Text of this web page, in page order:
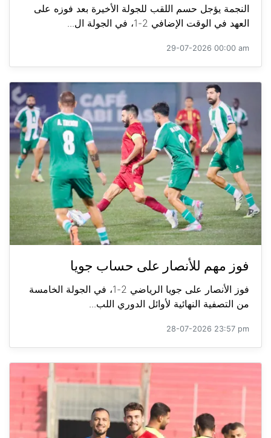
النجمة يؤجل حسم اللقب للجولة الأخيرة بعد فوزه على
العهد في الوقت الإضافي 2-1، في الجولة ال...
29-07-2026 00:00 am
فوز مهم للأنصار على حساب جويا
فوز الأنصار على جويا الرياضي 2-1، في الجولة الخامسة
من التصفية النهائية لأوائل الدوري اللب...
28-07-2026 23:57 pm